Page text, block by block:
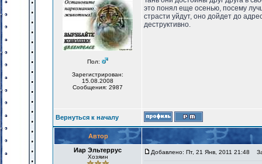
Пол:
Зарегистрирован:
15.08.2008
Сообщения: 2987
это понял еще осенью, посему
страсти уйдут, оно дойдет до
деструктивно.
Вернуться к началу
Автор
Иар Эльтеррус
Хозяин
Добавлено: Пт, 21 Янв, 2011 21:48